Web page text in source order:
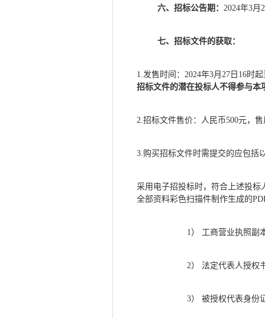
六、招标公告期： 2024年3月
七、招标文件的获取：
1.发售时间：2024年3月 27 日 16时
招标文件的潜在投标人不得参与本
2.招标文件售价：人民币500元，
3.购买招标文件时需提交的应包括
采用电子招投标时，符合上述投
全部资料彩色扫描件制作生成的
1） 工商营业执照副
2） 法定代表人授权
3） 被授权代表身份